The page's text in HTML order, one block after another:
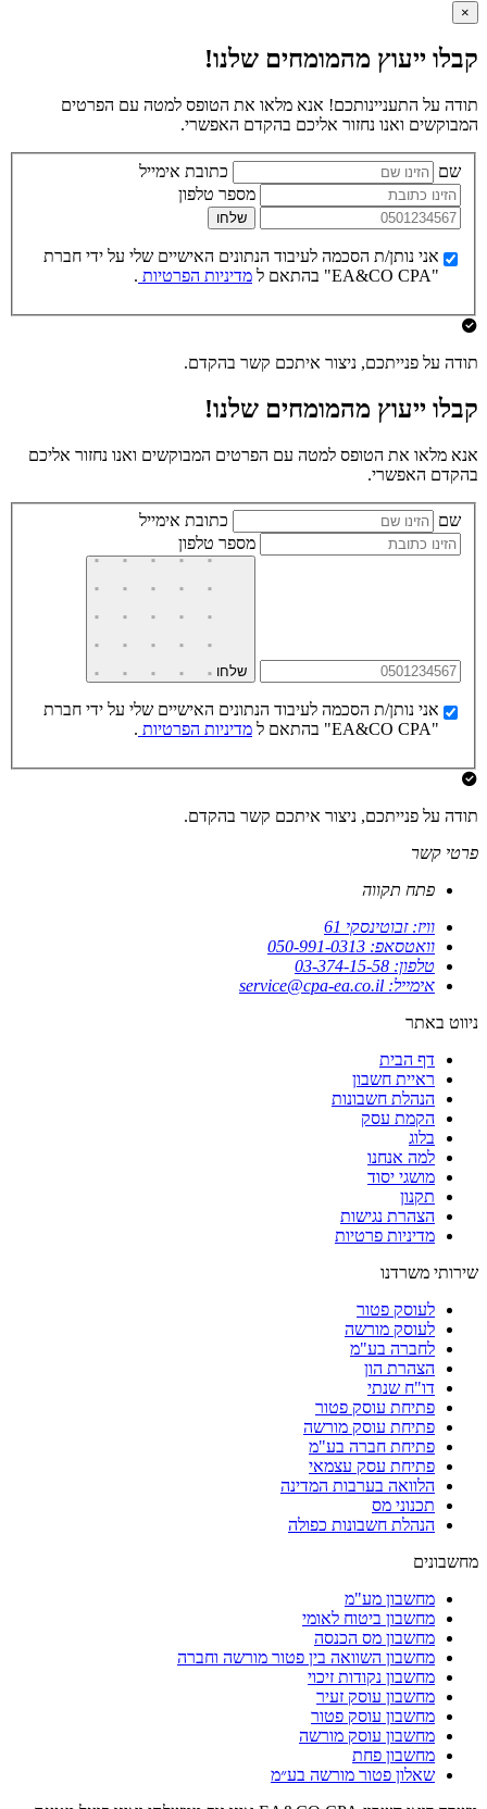
×
קבלו ייעוץ מהמומחים שלנו!
תודה על התעניינותכם! אנא מלאו את הטופס למטה עם הפרטים
המבוקשים ואנו נחזור אליכם בהקדם האפשרי.
שם
כתובת אימייל
מספר טלפון
שלחו
אני נותן/ת הסכמה לעיבוד הנתונים האישיים שלי על ידי חברת
"EA&CO CPA" בהתאם ל
מדיניות הפרטיות .
תודה על פנייתכם, ניצור איתכם קשר בהקדם.
קבלו ייעוץ מהמומחים שלנו!
אנא מלאו את הטופס למטה עם הפרטים המבוקשים ואנו נחזור אליכם
בהקדם האפשרי.
שם
כתובת אימייל
מספר טלפון
שלחו
אני נותן/ת הסכמה לעיבוד הנתונים האישיים שלי על ידי חברת
"EA&CO CPA" בהתאם ל
מדיניות הפרטיות .
תודה על פנייתכם, ניצור איתכם קשר בהקדם.
פרטי קשר
פתח תקווה
וויז: זבוטינסקי 61
וואטסאפ: 050-991-0313
טלפון: 03-374-15-58
אימייל: service@cpa-ea.co.il
ניווט באתר
דף הבית
ראיית חשבון
הנהלת חשבונות
הקמת עסק
בלוג
למה אנחנו
מושגי יסוד
תקנון
הצהרת נגישות
מדיניות פרטיות
שירותי משרדנו
לעוסק פטור
לעוסק מורשה
לחברה בע"מ
הצהרת הון
דו"ח שנתי
פתיחת עוסק פטור
פתיחת עוסק מורשה
פתיחת חברה בע"מ
פתיחת עסק עצמאי
הלוואה בערבות המדינה
תכנוני מס
הנהלת חשבונות כפולה
מחשבונים
מחשבון מע"מ
מחשבון ביטוח לאומי
מחשבון מס הכנסה
מחשבון השוואה בין פטור מורשה וחברה
מחשבון נקודות זיכוי
מחשבון עוסק זעיר
מחשבון עוסק פטור
מחשבון עוסק מורשה
מחשבון פחת
שאלון פטור מורשה בע״מ